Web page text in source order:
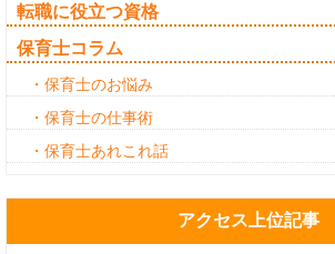
転職に役立つ資格
保育士コラム
・保育士のお悩み
・保育士の仕事術
・保育士あれこれ話
アクセス上位記事